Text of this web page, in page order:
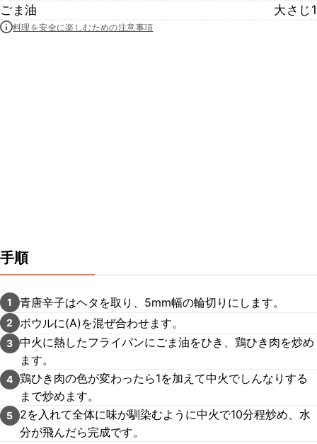
ごま油
大さじ1
料理を安全に楽しむための注意事項
手順
1 青唐辛子はヘタを取り、5mm幅の輪切りにします。
2 ボウルに(A)を混ぜ合わせます。
3 中火に熱したフライパンにごま油をひき、鶏ひき肉を炒め
ます。
4 鶏ひき肉の色が変わったら1を加えて中火でしんなりする
まで炒めます。
5
2を入れて全体に味が馴染むように中火で10分程炒め、水
分が飛んだら完成です。